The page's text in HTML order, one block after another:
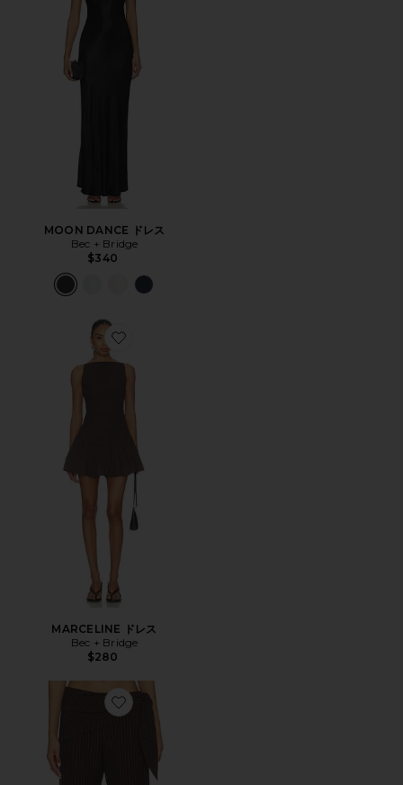
MOON DANCE ドレス
Bec + Bridge
$340
Favorite MARCELINE ドレス
MARCELINE ドレス
Bec + Bridge
$280
Favorite ANDRE パンツ